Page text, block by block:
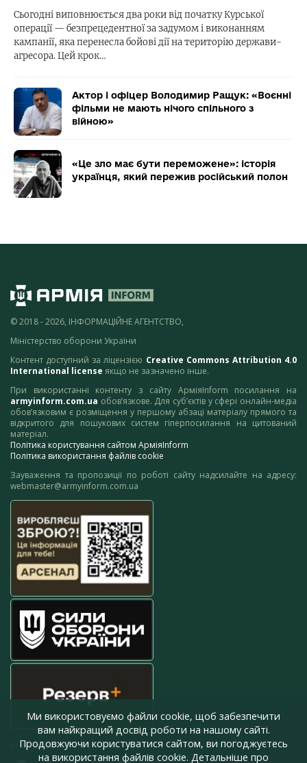
Сьогодні виповнюється два роки від початку Курської
операції — безпрецедентної за задумом і виконанням
кампанії, яка перенесла бойові дії на територію держави-
агресора. Цей крок…
Актор і офіцер Володимир Ращук: «Воєнні
фільми не мають нічого спільного з
війною»
«Це зло має бути переможене»: історія
українця, який пережив російський полон
© 2018 - 2026, ІНФОРМАЦІЙНЕ АГЕНТСТВО,
Міністерство оборони України
Контент доступний за ліцензією Creative Commons Attribution 4.0
International license якщо не зазначено інше.
При використанні контенту з сайту АрміяInform посилання на
armyinform.com.ua обов’язкове. Для суб’єктів у сфері онлайн-медіа
обов’язковим є розміщення у першому абзаці матеріалу прямого та
відкритого для пошукових систем гіперпосилання на цитований
матеріал.
Політика користування сайтом АрміяInform
Політика використання файлів cookie
Зауваження та пропозиції по роботі сайту надсилайте на адресу:
webmaster@armyinform.com.ua
press@armyinform.com.ua
Ми використовуємо файли cookie, щоб забезпечити
вам найкращий досвід роботи на нашому сайті.
Продовжуючи користуватися сайтом, ви погоджуєтесь
на використання файлів cookie. Детальніше про